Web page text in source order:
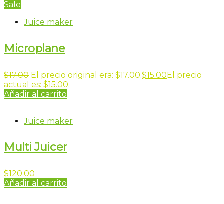
Sale
Juice maker
Microplane
$17.00 El precio original era: $17.00.$15.00El precio
actual es: $15.00.
Añadir al carrito
Juice maker
Multi Juicer
$120.00
Añadir al carrito